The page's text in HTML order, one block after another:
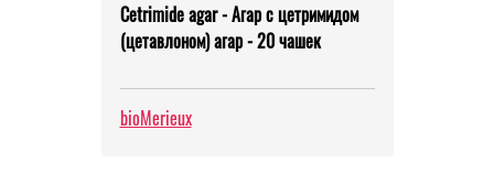
Cetrimide agar - Агар с цетримидом
(цетавлоном) агар - 20 чашек
bioMerieux